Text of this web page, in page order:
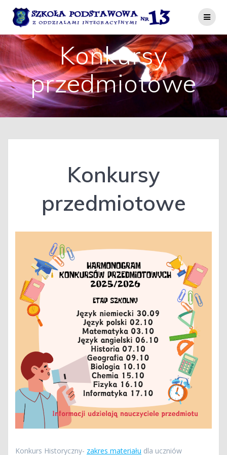
do
treści
Konkursy
przedmiotowe
Konkursy
przedmiotowe
Konkurs Historyczny- zakres materiału dla uczniów